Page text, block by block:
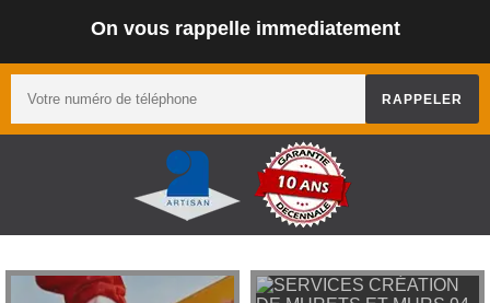
On vous rappelle immediatement